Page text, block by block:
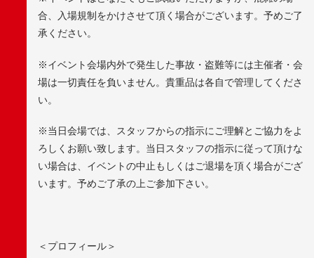
合、入場規制をかけさせて頂く場合がございます。予めご了
承ください。
※イベント会場内外で発生した事故・盗難等には主催者・会
場は一切責任を負いません。貴重品は各自で管理してくださ
い。
※当日会場では、スタッフからの指示にご理解とご協力をよ
ろしくお願い致します。当日スタッフの指示に従って頂けな
い場合は、イベントの中止もしくはご退場を頂く場合がござ
います。予めご了承の上ご参加下さい。
＜プロフィール＞